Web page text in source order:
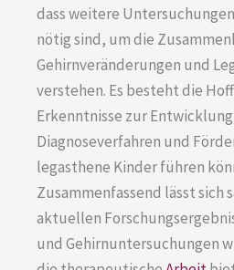
dass weitere
nötig sind, um die
Gehirnveränderungen und
verstehen. Es besteht die
Erkenntnisse zur
Diagnoseverfahren und
legasthene Kinder führen
Zusammenfassend lässt sich
aktuellen
und Gehirnuntersuchungen